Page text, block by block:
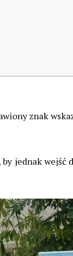
znak
jednak wejść